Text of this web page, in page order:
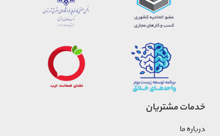
خدمات مشتریان
درباره ما